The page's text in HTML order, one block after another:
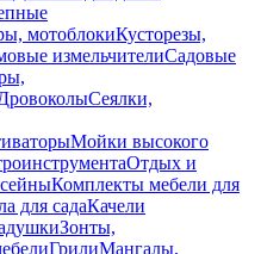
мотоблокиКусторезы,
измельчителиСадовые
Сеялки,
Мойки высокого
Отдых и
Комплекты мебели для
для садаКачели
Зонты,
ГрилиМангалы,